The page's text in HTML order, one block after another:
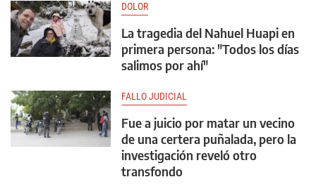
DOLOR
La tragedia del Nahuel Huapi en
primera persona: "Todos los días
salimos por ahí"
FALLO JUDICIAL
Fue a juicio por matar un vecino
de una certera puñalada, pero la
investigación reveló otro
transfondo